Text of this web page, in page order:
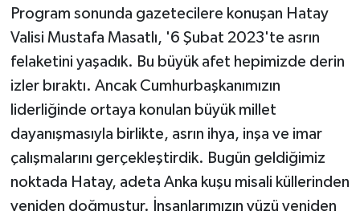
Program sonunda gazetecilere konuşan Hatay
Valisi Mustafa Masatlı, '6 Şubat 2023'te asrın
felaketini yaşadık. Bu büyük afet hepimizde derin
izler bıraktı. Ancak Cumhurbaşkanımızın
liderliğinde ortaya konulan büyük millet
dayanışmasıyla birlikte, asrın ihya, inşa ve imar
çalışmalarını gerçekleştirdik. Bugün geldiğimiz
noktada Hatay, adeta Anka kuşu misali küllerinden
yeniden doğmuştur. İnsanlarımızın yüzü yeniden